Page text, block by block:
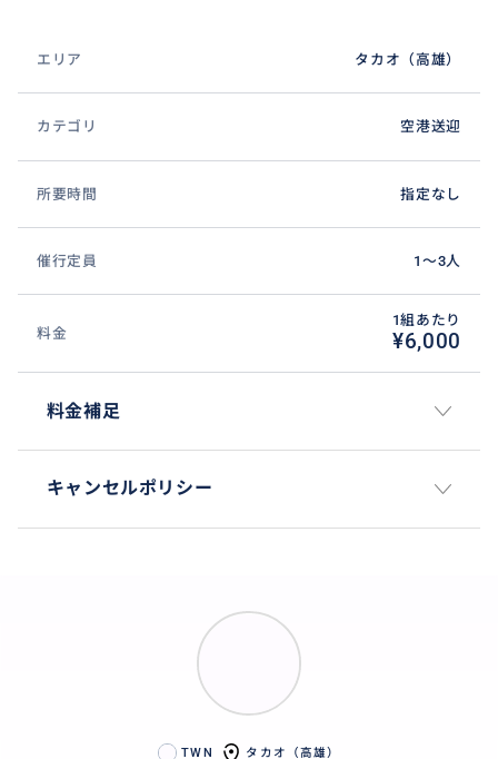
エリア タカオ（高雄）
カテゴリ 空港送迎
所要時間 指定なし
催行定員 1〜3人
料金
1組あたり
¥6,000
料金補足
キャンセルポリシー
TWN タカオ（高雄）